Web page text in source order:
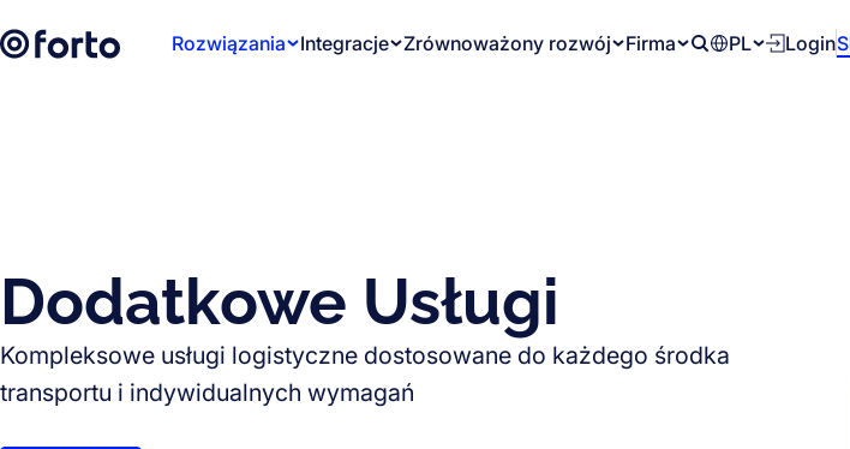
Rozwiązania Integracje Zrównoważony rozwój
Firma
PL Login
Dodatkowe Usługi
Kompleksowe usługi logistyczne dostosowane do każdego środka
transportu i indywidualnych wymagań